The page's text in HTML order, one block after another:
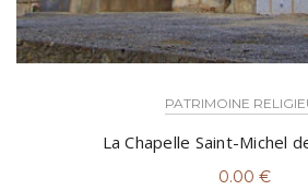
PATRIMOINE
La Chapelle Saint-Michel
0.00 €